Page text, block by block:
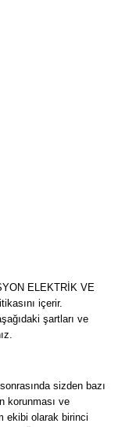
ELEKTRİK VE
içerir.
şartları ve
sizden bazı
korunması ve
ekibi olarak birinci